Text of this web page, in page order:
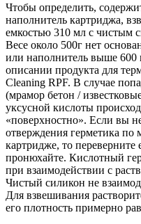
Чтобы определить,
наполнитель картриджа,
емкостью 310 мл с чистым
Весе около 500г нет
или наполнитель выше 600
описании продукта для
Cleaning RPF. В случае
(мрамор бетон /
уксусной кислоты
«поверхностно». Если вы
отверждения герметика по
картридже, то
пронюхайте. Кислотный
при взаимодействии с
Чистый силикон не
Для взвешивания
его плотность примерно